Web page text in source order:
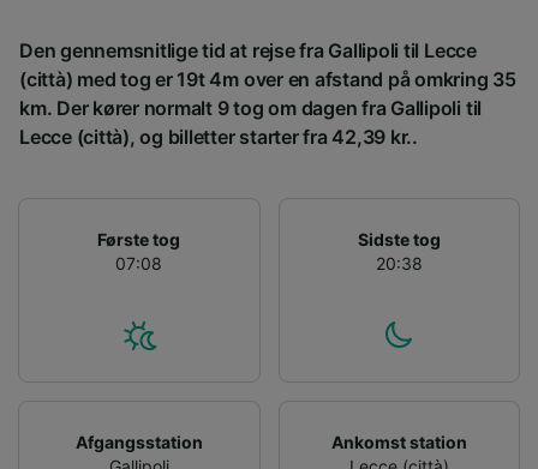
Den gennemsnitlige tid at rejse fra Gallipoli til Lecce
(città) med tog er 19t 4m over en afstand på omkring 35
km. Der kører normalt 9 tog om dagen fra Gallipoli til
Lecce (città), og billetter starter fra 42,39 kr..
Første tog
07:08
Sidste tog
20:38
Afgangsstation
Ankomst station